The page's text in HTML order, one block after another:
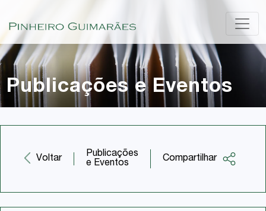
Publicações e Eventos
Voltar
Publicações
e Eventos
Compartilhar
Twitter